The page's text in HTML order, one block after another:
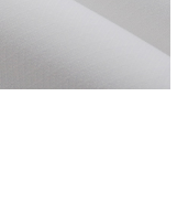
区安土町3-3-9
神宮前1-3-10